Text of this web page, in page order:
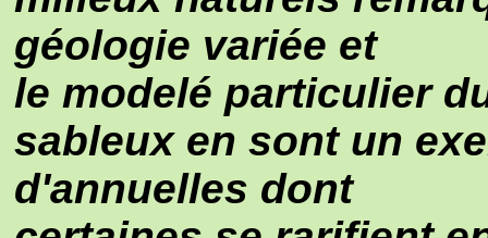
géologie variée et
le modelé particulier
sableux en sont un
d'annuelles dont